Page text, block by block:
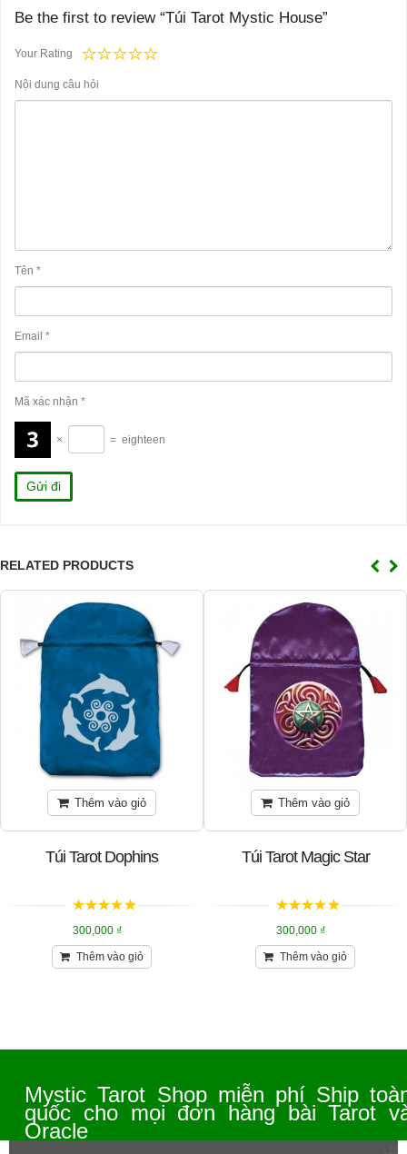
Be the first to review “Túi Tarot Mystic House”
Your Rating
Nội dung câu hỏi
Tên *
Email *
Mã xác nhận *
× = eighteen
RELATED PRODUCTS
Thêm vào giỏ
Túi Tarot Dophins
300,000 ₫
Thêm vào giỏ
Thêm vào giỏ
Túi Tarot Magic Star
300,000 ₫
Thêm vào giỏ
Mystic Tarot Shop miễn phí Ship
quốc cho mọi đơn hàng bài Tarot
Oracle